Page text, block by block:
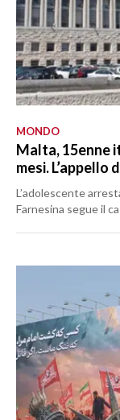
MONDO
Malta, 15enne
mesi. L’appello
L’adolescente
Farnesina segue il